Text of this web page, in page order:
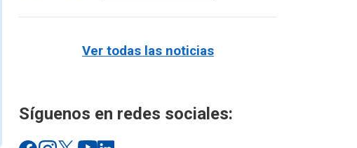
Ver todas las noticias
Síguenos en redes sociales: